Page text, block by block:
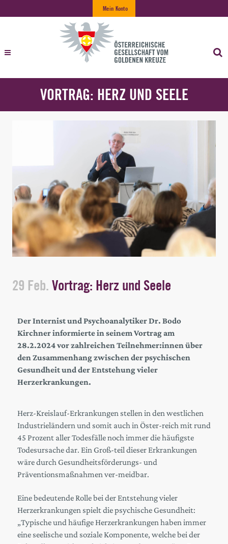
Mein Konto
VORTRAG: HERZ UND SEELE
29 Feb. Vortrag: Herz und Seele
Der Internist und Psychoanalytiker Dr. Bodo
Kirchner informierte in seinem Vortrag am
28.2.2024 vor zahlreichen Teilnehmer:innen über
den Zusammenhang zwischen der psychischen
Gesundheit und der Entstehung vieler
Herzerkrankungen.
Herz-Kreislauf-Erkrankungen stellen in den westlichen
Industrieländern und somit auch in Öster-reich mit rund
45 Prozent aller Todesfälle noch immer die häufigste
Todesursache dar. Ein Groß-teil dieser Erkrankungen
wäre durch Gesundheitsförderungs- und
Präventionsmaßnahmen ver-meidbar.
Eine bedeutende Rolle bei der Entstehung vieler
Herzerkrankungen spielt die psychische Gesundheit:
„Typische und häufige Herzerkrankungen haben immer
eine seelische und soziale Komponente, welche bei der